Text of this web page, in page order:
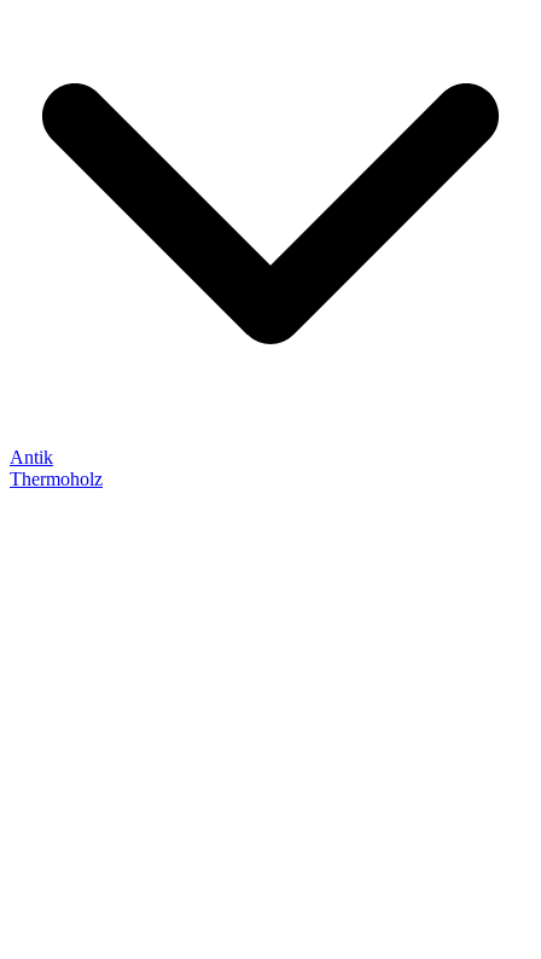
Antik
Thermoholz